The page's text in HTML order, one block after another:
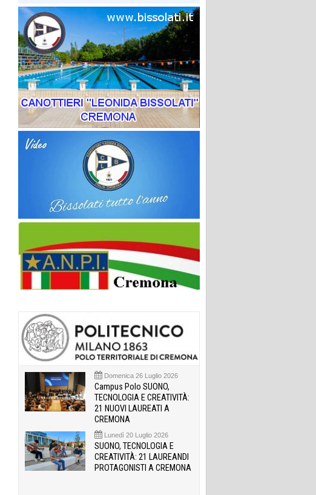
Domenica 26 Luglio 2026
Campus Polo SUONO,
TECNOLOGIA E CREATIVITÀ:
21 NUOVI LAUREATI A
CREMONA
Lunedì 20 Luglio 2026
SUONO, TECNOLOGIA E
CREATIVITÀ: 21 LAUREANDI
PROTAGONISTI A CREMONA